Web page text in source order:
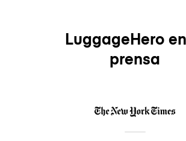
LuggageHero
prensa